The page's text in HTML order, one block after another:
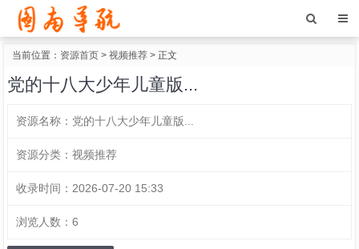
当前位置： 资源首页 > 视频推荐 > 正文
党的十八大少年儿童版...
资源名称： 党的十八大少年儿童版...
资源分类： 视频推荐
收录时间： 2026-07-20 15:33
浏览人数： 6